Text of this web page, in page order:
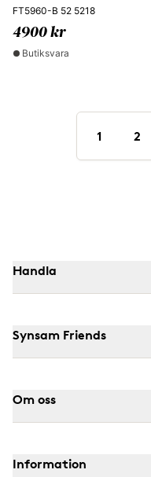
FT5960-B 52 5218
4900 kr
Butiksvara
1 2
Handla
Synsam Friends
Om oss
Information